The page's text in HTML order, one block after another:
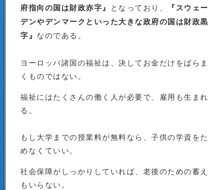
府指向の国は財政赤字』 となっており、
『スウェー
デンやデンマークといった大きな政府の国は財政黒
字』 なのである。
ヨーロッパ諸国の福祉は、決してお金だけをばらま
くものではない。
福祉にはたくさんの働く人が必要で、雇用も生まれ
る。
もし大学までの授業料が無料なら、子供の学資をた
めなくていい。
社会保障がしっかりしていれば、老後のための蓄え
もいらない。